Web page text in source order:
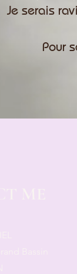
Je serais
Pour